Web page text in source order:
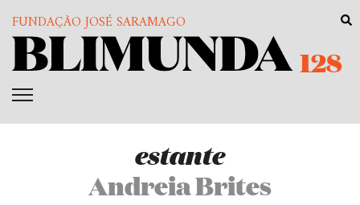
FUNDAÇÃO JOSÉ SARAMAGO
128
estante
Andreia Brites